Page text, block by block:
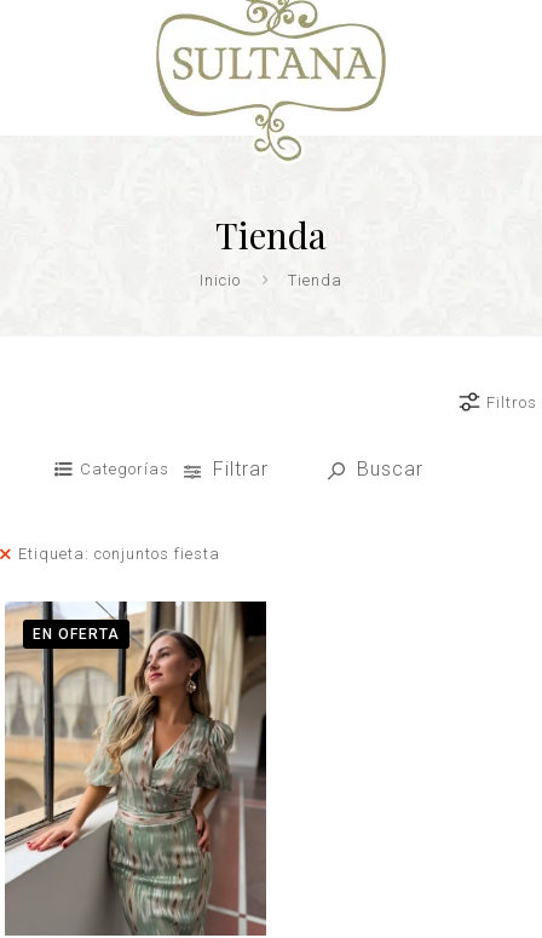
Tienda
Inicio Tienda
Filtros
Categorías Filtrar Buscar
Etiqueta: conjuntos fiesta
EN OFERTA